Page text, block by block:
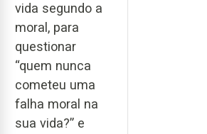
vida segundo a
moral, para
questionar
“quem nunca
cometeu uma
falha moral na
sua vida?” e